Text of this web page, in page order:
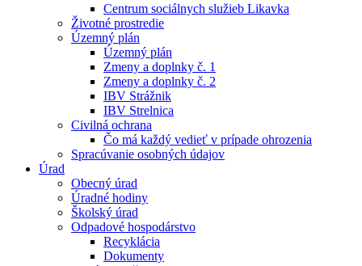
Centrum sociálnych služieb Likavka
Životné prostredie
Územný plán
Územný plán
Zmeny a doplnky č. 1
Zmeny a doplnky č. 2
IBV Strážnik
IBV Strelnica
Civilná ochrana
Čo má každý vedieť v prípade ohrozenia
Spracúvanie osobných údajov
Úrad
Obecný úrad
Úradné hodiny
Školský úrad
Odpadové hospodárstvo
Recyklácia
Dokumenty